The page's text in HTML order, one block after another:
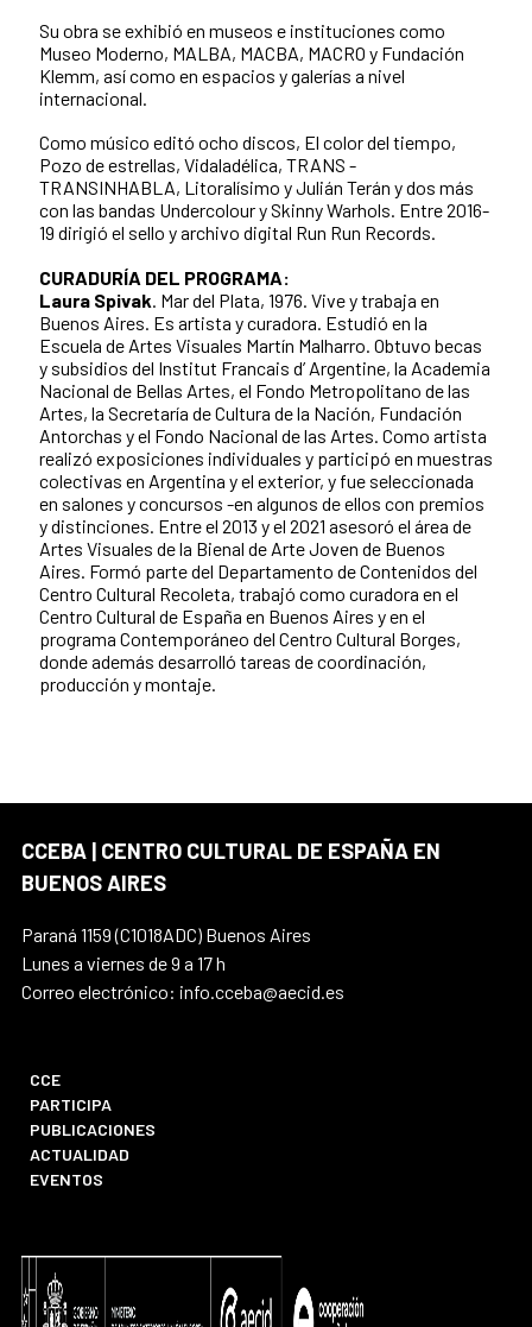
Su obra se exhibió en museos e instituciones como
Museo Moderno, MALBA, MACBA, MACRO y Fundación
Klemm, así como en espacios y galerías a nivel
internacional.
Como músico editó ocho discos, El color del tiempo,
Pozo de estrellas, Vidaladélica, TRANS -
TRANSINHABLA, Litoralísimo y Julián Terán y dos más
con las bandas Undercolour y Skinny Warhols. Entre 2016-
19 dirigió el sello y archivo digital Run Run Records.
CURADURÍA DEL PROGRAMA:
Laura Spivak. Mar del Plata, 1976. Vive y trabaja en
Buenos Aires. Es artista y curadora. Estudió en la
Escuela de Artes Visuales Martín Malharro. Obtuvo becas
y subsidios del Institut Francais d’ Argentine, la Academia
Nacional de Bellas Artes, el Fondo Metropolitano de las
Artes, la Secretaría de Cultura de la Nación, Fundación
Antorchas y el Fondo Nacional de las Artes. Como artista
realizó exposiciones individuales y participó en muestras
colectivas en Argentina y el exterior, y fue seleccionada
en salones y concursos -en algunos de ellos con premios
y distinciones. Entre el 2013 y el 2021 asesoró el área de
Artes Visuales de la Bienal de Arte Joven de Buenos
Aires. Formó parte del Departamento de Contenidos del
Centro Cultural Recoleta, trabajó como curadora en el
Centro Cultural de España en Buenos Aires y en el
programa Contemporáneo del Centro Cultural Borges,
donde además desarrolló tareas de coordinación,
producción y montaje.
CCEBA | CENTRO CULTURAL DE ESPAÑA EN
BUENOS AIRES
Paraná 1159 (C1018ADC) Buenos Aires
Lunes a viernes de 9 a 17 h
Correo electrónico: info.cceba@aecid.es
CCE
PARTICIPA
PUBLICACIONES
ACTUALIDAD
EVENTOS